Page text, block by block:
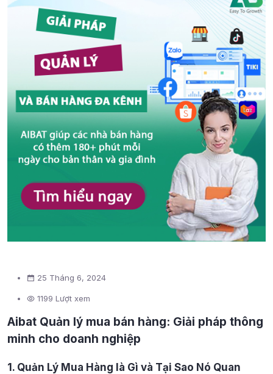
25 Tháng 6, 2024
1199 Lượt xem
Aibat Quản lý mua bán hàng: Giải pháp thông
minh cho doanh nghiệp
1. Quản Lý Mua Hàng là Gì và Tại Sao Nó Quan